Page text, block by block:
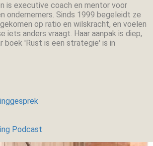
is executive coach en mentor voor
ondernemers. Sinds 1999 begeleidt ze
op ratio en wilskracht, en voelen
iets anders vraagt. Haar aanpak is diep,
boek 'Rust is een strategie' is in
Podcast